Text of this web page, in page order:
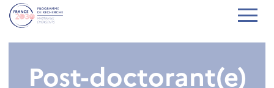
Post-doctorant(e)